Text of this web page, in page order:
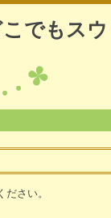
こでもス
さい。